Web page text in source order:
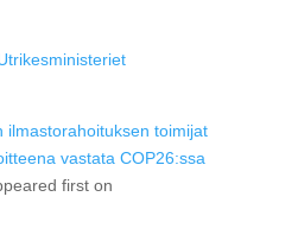
ilmastorahoituksen toimijat
vastata COP26:ssa
first on